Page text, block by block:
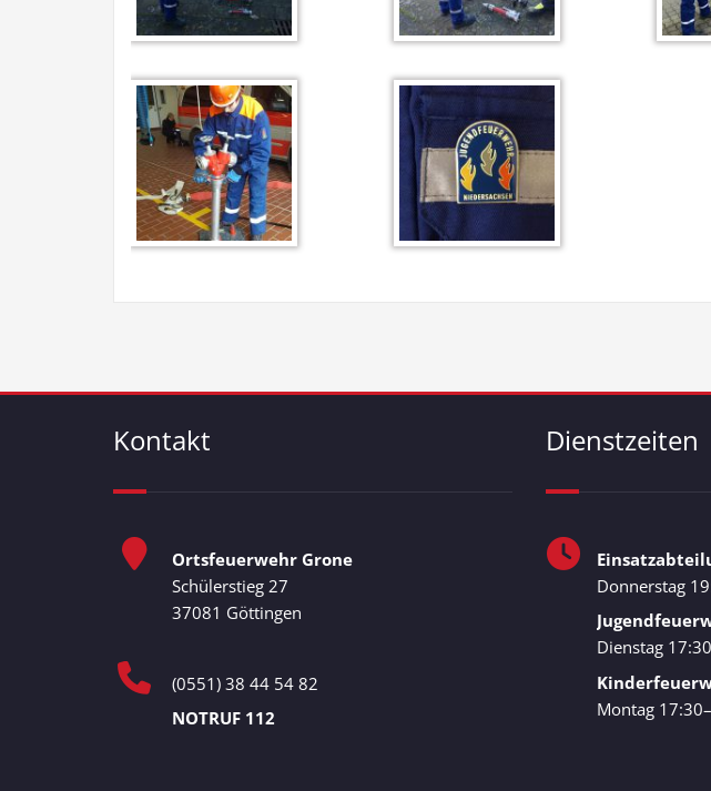
Kontakt
Ortsfeuerwehr Grone
Schülerstieg 27
37081 Göttingen
(0551) 38 44 54 82
NOTRUF 112
Dienstzeiten
Donnerstag
Dienstag
Montag